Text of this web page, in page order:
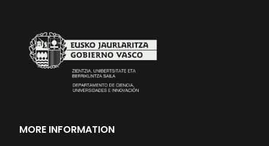
MORE INFORMATION